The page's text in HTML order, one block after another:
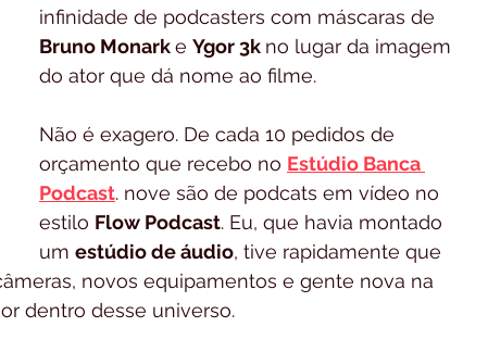
infinidade de podcasters com máscaras de
Bruno Monark e Ygor 3k no lugar da imagem
do ator que dá nome ao filme.
Não é exagero. De cada 10 pedidos de
orçamento que recebo no Estúdio Banca
Podcast. nove são de podcats em vídeo no
estilo Flow Podcast. Eu, que havia montado
um estúdio de áudio, tive rapidamente que
novos equipamentos e gente nova na
dentro desse universo.